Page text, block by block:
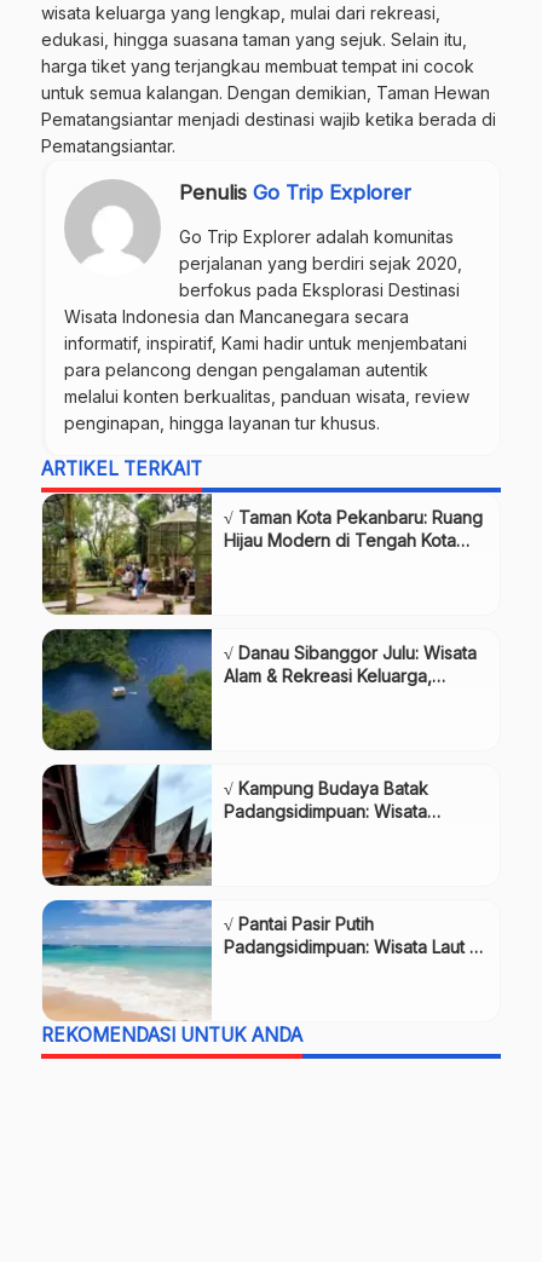
wisata keluarga yang lengkap, mulai dari rekreasi,
edukasi, hingga suasana taman yang sejuk. Selain itu,
harga tiket yang terjangkau membuat tempat ini cocok
untuk semua kalangan. Dengan demikian, Taman Hewan
Pematangsiantar menjadi destinasi wajib ketika berada di
Pematangsiantar.
Penulis Go Trip Explorer
Go Trip Explorer adalah komunitas
perjalanan yang berdiri sejak 2020,
berfokus pada Eksplorasi Destinasi
Wisata Indonesia dan Mancanegara secara
informatif, inspiratif, Kami hadir untuk menjembatani
para pelancong dengan pengalaman autentik
melalui konten berkualitas, panduan wisata, review
penginapan, hingga layanan tur khusus.
ARTIKEL TERKAIT
√ Taman Kota Pekanbaru: Ruang
Hijau Modern di Tengah Kota
√ Danau Sibanggor Julu: Wisata
Alam & Rekreasi Keluarga,
√ Kampung Budaya Batak
Padangsidimpuan: Wisata
√ Pantai Pasir Putih
Padangsidimpuan: Wisata Laut &
REKOMENDASI UNTUK ANDA